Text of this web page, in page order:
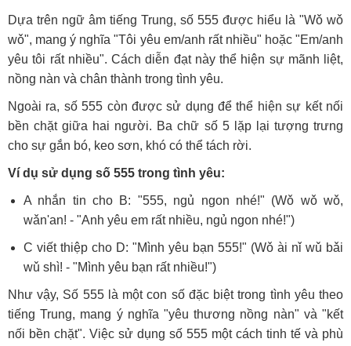
Dựa trên ngữ âm tiếng Trung, số 555 được hiểu là "Wǒ wǒ
wǒ", mang ý nghĩa "Tôi yêu em/anh rất nhiều" hoặc "Em/anh
yêu tôi rất nhiều". Cách diễn đạt này thể hiện sự mãnh liệt,
nồng nàn và chân thành trong tình yêu.
Ngoài ra, số 555 còn được sử dụng để thể hiện sự kết nối
bền chặt giữa hai người. Ba chữ số 5 lặp lại tượng trưng
cho sự gắn bó, keo sơn, khó có thể tách rời.
Ví dụ sử dụng số 555 trong tình yêu:
A nhắn tin cho B: "555, ngủ ngon nhé!" (Wǒ wǒ wǒ,
wǎn'an! - "Anh yêu em rất nhiều, ngủ ngon nhé!")
C viết thiệp cho D: "Mình yêu bạn 555!" (Wǒ ài nǐ wǔ bǎi
wǔ shì! - "Mình yêu bạn rất nhiều!")
Như vậy, Số 555 là một con số đặc biệt trong tình yêu theo
tiếng Trung, mang ý nghĩa "yêu thương nồng nàn" và "kết
nối bền chặt". Việc sử dụng số 555 một cách tinh tế và phù